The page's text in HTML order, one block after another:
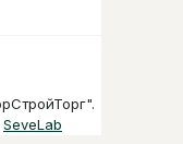
SeveLab